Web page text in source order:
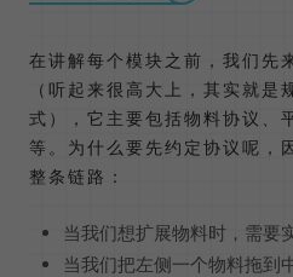
在讲解每个模块之前，我们先
（听起来很高大上，其实就是
式），它主要包括物料协议、
等。为什么要先约定协议呢，
整条链路：
当我们想扩展物料时，需要
当我们把左侧一个物料拖到